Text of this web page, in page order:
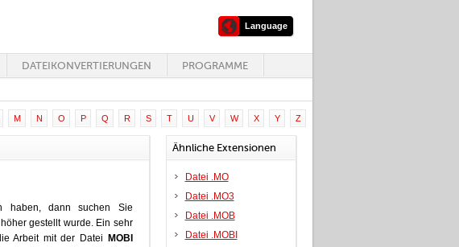
Language
DATEIKONVERTIERUNGEN PROGRAMME
M N O P Q R S T U V W X Y Z
haben, dann suchen Sie
gestellt wurde. Ein sehr
Arbeit mit der Datei
MOBI
Ähnliche Extensionen
Datei .MO
Datei .MO3
Datei .MOB
Datei .MOBI